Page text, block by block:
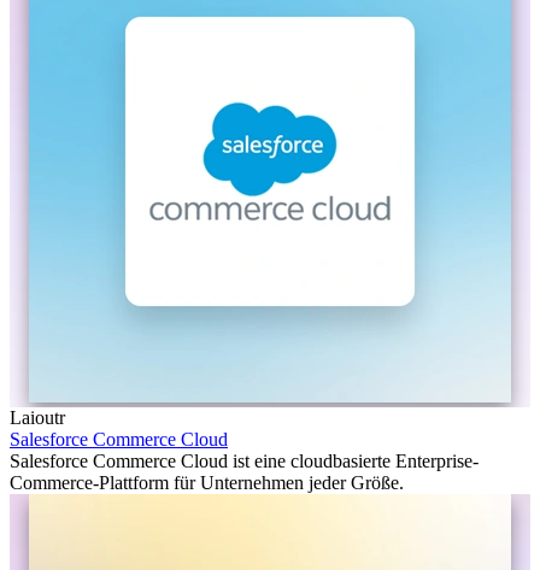
Laioutr
Salesforce Commerce Cloud
Salesforce Commerce Cloud ist eine cloudbasierte Enterprise-
Commerce-Plattform für Unternehmen jeder Größe.